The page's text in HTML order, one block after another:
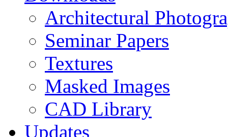
Architectural
Seminar Papers
Textures
Masked Images
CAD Library
Updates